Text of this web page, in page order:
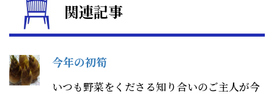
関連記事
今年の初筍
いつも野菜をくださる知り合いのご主人が今